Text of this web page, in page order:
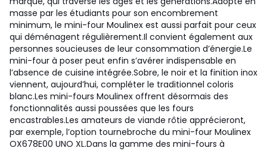
masse par les étudiants pour son encombrement
minimum, le mini-four Moulinex est aussi parfait pour ceux
qui déménagent régulièrement.Il convient également aux
personnes soucieuses de leur consommation d’énergie.Le
mini-four à poser peut enfin s’avérer indispensable en
l’absence de cuisine intégrée.Sobre, le noir et la finition inox
viennent, aujourd’hui, compléter le traditionnel coloris
blanc.Les mini-fours Moulinex offrent désormais des
fonctionnalités aussi poussées que les fours
encastrables.Les amateurs de viande rôtie apprécieront,
par exemple, l’option tournebroche du mini-four Moulinex
OX678E00 UNO XL.Dans la gamme des mini-fours à